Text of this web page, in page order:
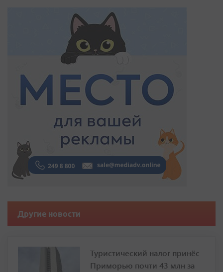
Другие новости
Туристический налог принёс
Приморью почти 43 млн за